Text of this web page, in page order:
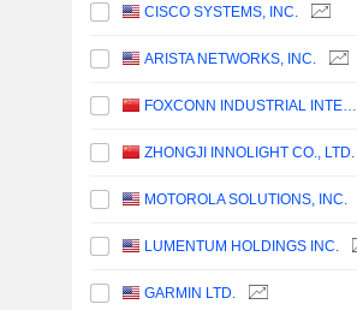
CISCO SYSTEMS, INC.
ARISTA NETWORKS, INC.
FOXCONN INDUSTRIAL INTERNET CO., LTD.
ZHONGJI INNOLIGHT CO., LTD.
MOTOROLA SOLUTIONS, INC.
LUMENTUM HOLDINGS INC.
GARMIN LTD.